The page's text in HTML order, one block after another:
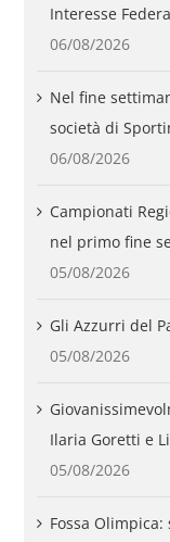
Interesse
06/08/2026
Nel fine
società di
06/08/2026
Campionati
nel primo fine
05/08/2026
Gli Azzurri del
05/08/2026
Ilaria Goretti e
05/08/2026
Fossa Olimpica: